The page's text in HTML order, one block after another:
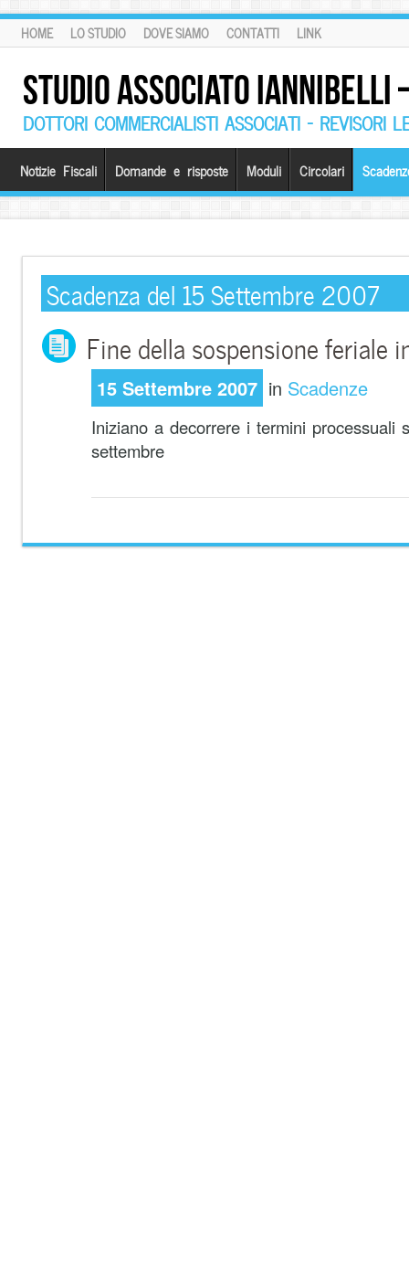
HOME LO STUDIO DOVE SIAMO CONTATTI LINK
STUDIO ASSOCIATO
DOTTORI COMMERCIALISTI ASSOCIATI – REVISORI
Notizie Fiscali Domande e risposte Moduli Circolari
Scadenza del 15 Settembre 2007
Fine della sospensione feriale
15 Settembre 2007 in Scadenze
Iniziano a decorrere i termini processuali
settembre